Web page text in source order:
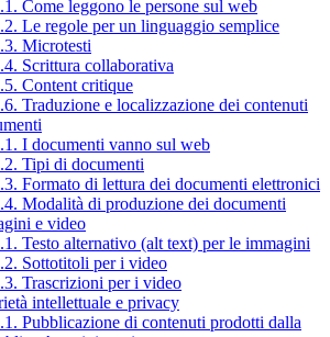
Come leggono le persone sul web
Le regole per un linguaggio semplice
Microtesti
Scrittura collaborativa
Content critique
Traduzione e localizzazione dei contenuti
I documenti vanno sul web
Tipi di documenti
Formato di lettura dei documenti elettronici
Modalità di produzione dei documenti
e video
Testo alternativo (alt text) per le immagini
Sottotitoli per i video
Trascrizioni per i video
intellettuale e privacy
Pubblicazione di contenuti prodotti dalla